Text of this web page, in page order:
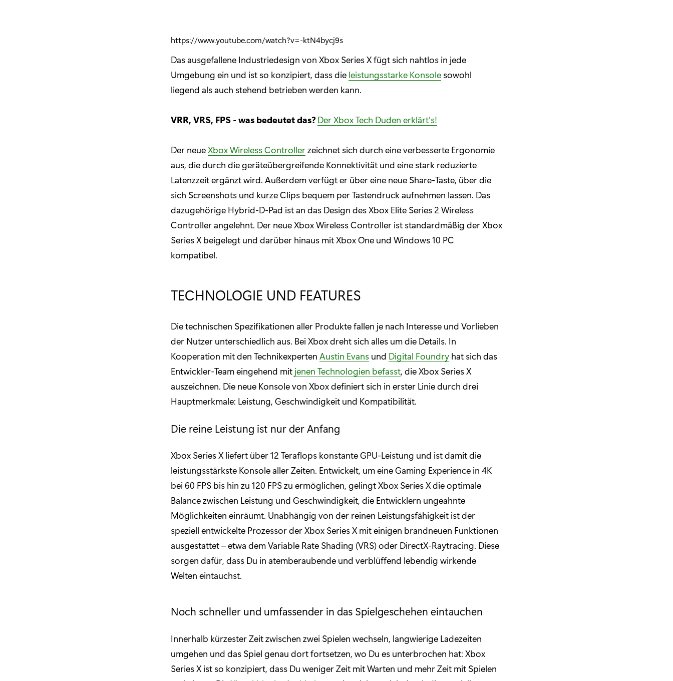
https://www.youtube.com/watch?v=-ktN4bycj9s
Das ausgefallene Industriedesign von Xbox Series X fügt sich nahtlos in jede
Umgebung ein und ist so konzipiert, dass die leistungsstarke Konsole sowohl
liegend als auch stehend betrieben werden kann.
VRR, VRS, FPS - was bedeutet das? Der Xbox Tech Duden erklärt's!
Der neueXbox Wireless Controllerzeichnet sich durch eine verbesserte Ergonomie
aus, die durch die geräteübergreifende Konnektivität und eine stark reduzierte
Latenzzeit ergänzt wird. Außerdem verfügt er über eine neue Share-Taste, über die
sich Screenshots und kurze Clips bequem per Tastendruck aufnehmen lassen. Das
dazugehörige Hybrid-D-Pad ist an das Design des Xbox Elite Series 2 Wireless
Controller angelehnt. Der neue Xbox Wireless Controller ist standardmäßig der Xbox
Series X beigelegt und darüber hinaus mit Xbox One und Windows 10 PC
kompatibel.
TECHNOLOGIE UND FEATURES
Die technischen Spezifikationen aller Produkte fallen je nach Interesse und Vorlieben
der Nutzer unterschiedlich aus. Bei Xbox dreht sich alles um die Details. In
Kooperation mit den Technikexperten Austin Evans und Digital Foundry hat sich das
Entwickler-Team eingehend mit jenen Technologien befasst, die Xbox Series X
auszeichnen. Die neue Konsole von Xbox definiert sich in erster Linie durch drei
Hauptmerkmale: Leistung, Geschwindigkeit und Kompatibilität.
Die reine Leistung ist nur der Anfang
Xbox Series X liefert über 12 Teraflops konstante GPU-Leistung und ist damit die
leistungsstärkste Konsole aller Zeiten. Entwickelt, um eine Gaming Experience in 4K
bei 60 FPS bis hin zu 120 FPS zu ermöglichen, gelingt Xbox Series X die optimale
Balance zwischen Leistung und Geschwindigkeit, die Entwicklern ungeahnte
Möglichkeiten einräumt. Unabhängig von der reinen Leistungsfähigkeit ist der
speziell entwickelte Prozessor der Xbox Series X mit einigen brandneuen Funktionen
ausgestattet – etwa dem Variable Rate Shading (VRS) oder DirectX-Raytracing. Diese
sorgen dafür, dass Du in atemberaubende und verblüffend lebendig wirkende
Welten eintauchst.
Noch schneller und umfassender in das Spielgeschehen eintauchen
Innerhalb kürzester Zeit zwischen zwei Spielen wechseln, langwierige Ladezeiten
umgehen und das Spiel genau dort fortsetzen, wo Du es unterbrochen hat: Xbox
Series X ist so konzipiert, dass Du weniger Zeit mit Warten und mehr Zeit mit Spielen